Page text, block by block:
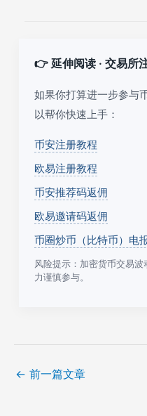
👉 延伸阅读 · 交易所
如果你打算进一步参与
以帮你快速上手：
币安注册教程
欧易注册教程
币安推荐码返佣
欧易邀请码返佣
币圈炒币（比特币）电
风险提示：加密货币交易
力谨慎参与。
← 前一篇文章